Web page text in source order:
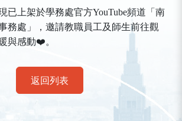
已上架於學務處官方YouTube頻道「南
務處」，邀請教職員工及師生前往觀
與感動❤。
返回列表